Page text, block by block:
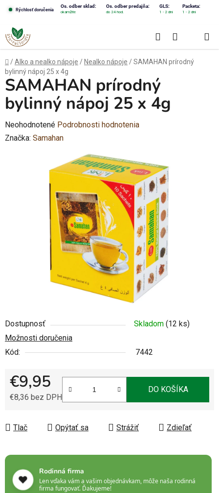
obsah
Rýchlosť doručenia
Os. odber sklad: Os. odber predajňa: GLS: Packeta:
okamžite do 24 hod. 1 - 2 dni 1 - 2 dni
Hľadať
KOŠÍK
Domov
/Alko a nealko nápoje / Nealko nápoje /SAMAHAN prírodný
bylinný nápoj 25 x 4g
Dostupnosť Skladom (12 ks)
Možnosti doručenia
Kód:
7442
€9,95
€8,36 bez DPH
DO KOŠÍKA
Tlač Opýtať sa Strážiť Zdieľať
SAMAHAN prírodný
bylinný nápoj 25 x 4g
Priemerné
hodnotenie
Neohodnotené Podrobnosti hodnotenia
Značka: Samahan
❤️
Rodinná firma
Len vďaka vám a vašim objednávkam, môže naša rodinná
firma fungovať. Ďakujeme!